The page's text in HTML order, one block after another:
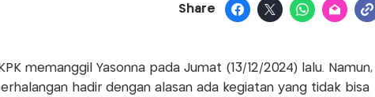
Share
memanggil Yasonna pada Jumat (13/12/2024) lalu. Namun,
hadir dengan alasan ada kegiatan yang tidak bisa